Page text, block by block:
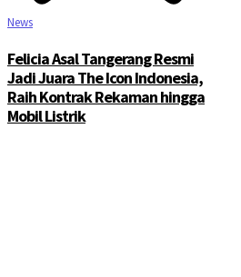
News
Felicia Asal Tangerang Resmi
Jadi Juara The Icon Indonesia,
Raih Kontrak Rekaman hingga
Mobil Listrik